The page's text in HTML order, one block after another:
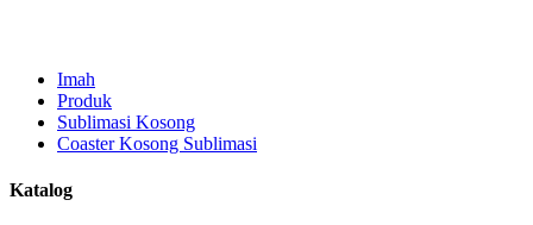
Imah
Produk
Sublimasi Kosong
Coaster Kosong Sublimasi
Katalog